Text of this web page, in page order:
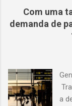
Com uma
demanda de
a